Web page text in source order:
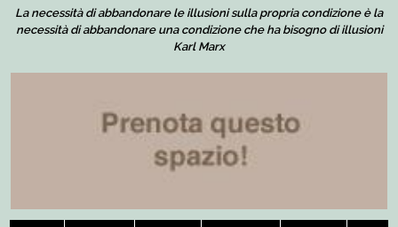
La necessità di abbandonare le illusioni sulla propria condizione è la
necessità di abbandonare una condizione che ha bisogno di illusioni
Karl Marx